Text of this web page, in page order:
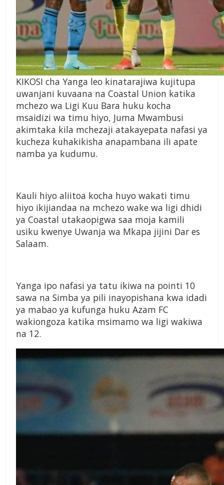
KIKOSI cha Yanga leo kinatarajiwa kujitupa
uwanjani kuvaana na Coastal Union katika
mchezo wa Ligi Kuu Bara huku kocha
msaidizi wa timu hiyo, Juma Mwambusi
akimtaka kila mchezaji atakayepata nafasi ya
kucheza kuhakikisha anapambana ili apate
namba ya kudumu.
Kauli hiyo aliitoa kocha huyo wakati timu
hiyo ikijiandaa na mchezo wake wa ligi dhidi
ya Coastal utakaopigwa saa moja kamili
usiku kwenye Uwanja wa Mkapa jijini Dar es
Salaam.
Yanga ipo nafasi ya tatu ikiwa na pointi 10
sawa na Simba ya pili inayopishana kwa idadi
ya mabao ya kufunga huku Azam FC
wakiongoza katika msimamo wa ligi wakiwa
na 12.